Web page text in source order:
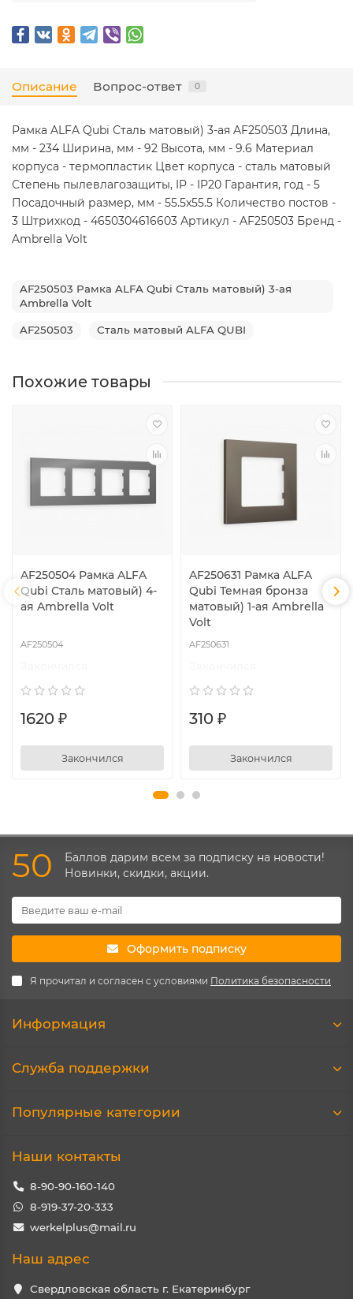
Описание Вопрос-ответ 0
Рамка ALFA Qubi Сталь матовый) 3-ая AF250503 Длина,
мм - 234 Ширина, мм - 92 Высота, мм - 9.6 Материал
корпуса - термопластик Цвет корпуса - сталь матовый
Степень пылевлагозащиты, IP - IP20 Гарантия, год - 5
Посадочный размер, мм - 55.5x55.5 Количество постов -
3 Штрихкод - 4650304616603 Артикул - AF250503 Бренд -
Ambrella Volt
AF250503 Рамка ALFA Qubi Сталь матовый) 3-ая
Ambrella Volt
AF250503 Сталь матовый ALFA QUBI
Похожие товары
AF250504 Рамка ALFA
Qubi Сталь матовый) 4-
ая Ambrella Volt
AF250504
1620 ₽
Закончился
AF250631 Рамка ALFA
Qubi Темная бронза
матовый) 1-ая Ambrella
Volt
AF250631
310 ₽
Закончился
50
Баллов дарим всем за подписку на новости!
Новинки, скидки, акции.
Оформить подписку
Я прочитал и согласен с условиями Политика безопасности
Информация
Служба поддержки
Популярные категории
Наши контакты
8-90-90-160-140
8-919-37-20-333
werkelplus@mail.ru
Наш адрес
Свердловская область г. Екатеринбург